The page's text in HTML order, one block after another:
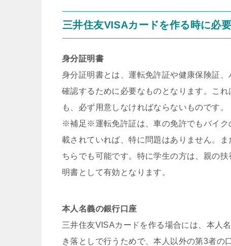
三井住友VISAカードを作る時に必
身分証明書
身分証明書とは、運転免許証や健康保険証
確認するために必要なものとなります。こ
も、必ず用意しなければならないものです。
※補足※運転免許証は、車の免許でもバイク
載されていれば、特に問題はありません。
ちらでも可能です。特に学生の方は、親の
明書として有効となります。
本人名義の銀行口座
三井住友VISAカードを作る場合には、本人
き落としで行うためで、本人以外の第3者の